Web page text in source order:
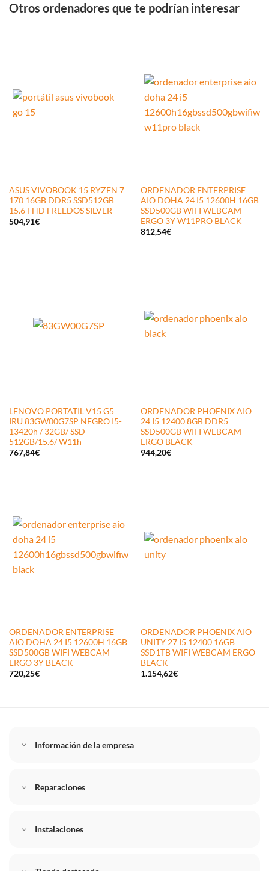
Otros ordenadores que te podrían interesar
ASUS VIVOBOOK 15 RYZEN 7
170 16GB DDR5 SSD512GB
15.6 FHD FREEDOS SILVER
504,91€
ORDENADOR ENTERPRISE
AIO DOHA 24 I5 12600H 16GB
SSD500GB WIFI WEBCAM
ERGO 3Y W11PRO BLACK
812,54€
LENOVO PORTATIL V15 G5
IRU 83GW00G7SP NEGRO I5-
13420h / 32GB/ SSD
512GB/15.6/ W11h
767,84€
ORDENADOR PHOENIX AIO
24 I5 12400 8GB DDR5
SSD500GB WIFI WEBCAM
ERGO BLACK
944,20€
ORDENADOR ENTERPRISE
AIO DOHA 24 I5 12600H 16GB
SSD500GB WIFI WEBCAM
ERGO 3Y BLACK
720,25€
ORDENADOR PHOENIX AIO
UNITY 27 I5 12400 16GB
SSD1TB WIFI WEBCAM ERGO
BLACK
1.154,62€
Información de la empresa
Reparaciones
Instalaciones